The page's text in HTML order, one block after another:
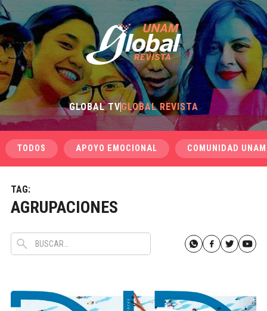
GLOBAL TVGLOBAL REVISTA
TODOS APOYO EMOCIONAL COMUNIDAD UNAM
TAG:
AGRUPACIONES